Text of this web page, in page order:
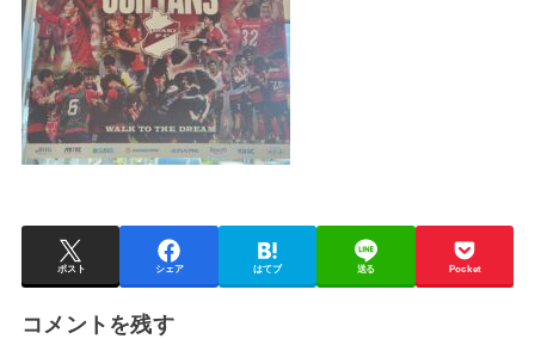
ポスト シェア はてブ 送る Pocket
コメントを残す